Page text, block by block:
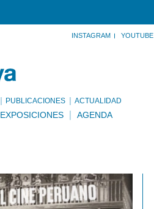
INSTAGRAM YOUTUBE
PUBLICACIONES ACTUALIDAD
EXPOSICIONES AGENDA